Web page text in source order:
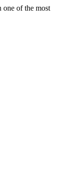
one of the most